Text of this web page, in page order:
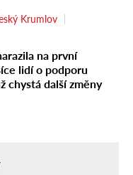
Krumlov
na první
lidí o podporu
chystá další změny